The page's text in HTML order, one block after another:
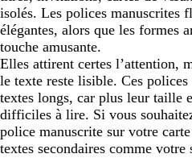
isolés. Les polices manuscrites
élégantes, alors que les formes
touche amusante.
Elles attirent certes l’attention,
le texte reste lisible. Ces
textes longs, car plus leur taille
difficiles à lire. Si vous
police manuscrite sur votre
textes secondaires comme